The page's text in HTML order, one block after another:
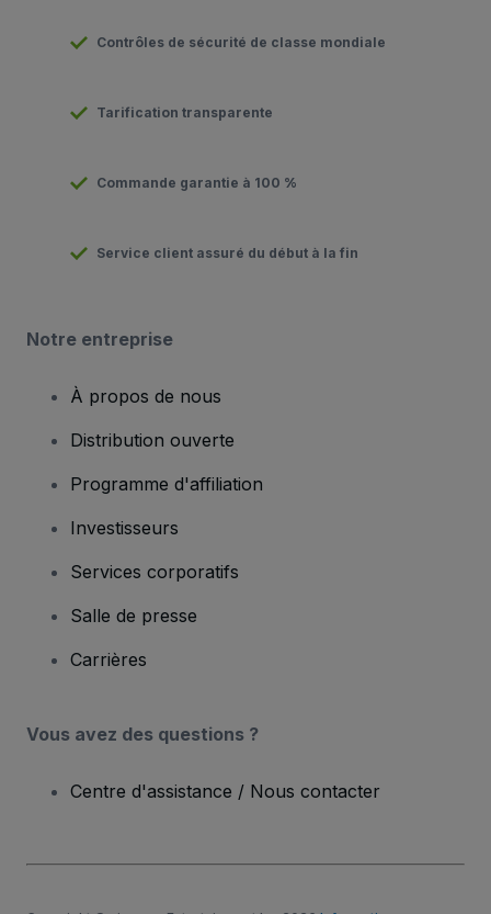
Contrôles de sécurité de classe mondiale
Tarification transparente
Commande garantie à 100 %
Service client assuré du début à la fin
Notre entreprise
À propos de nous
Distribution ouverte
Programme d'affiliation
Investisseurs
Services corporatifs
Salle de presse
Carrières
Vous avez des questions ?
Centre d'assistance / Nous contacter